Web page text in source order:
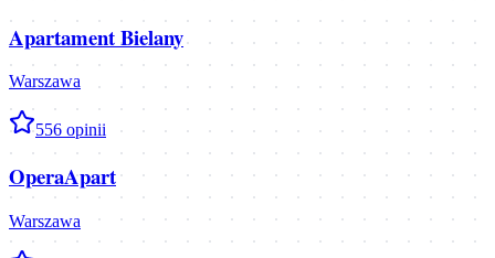
Apartament Bielany
Warszawa
556 opinii
OperaApart
Warszawa